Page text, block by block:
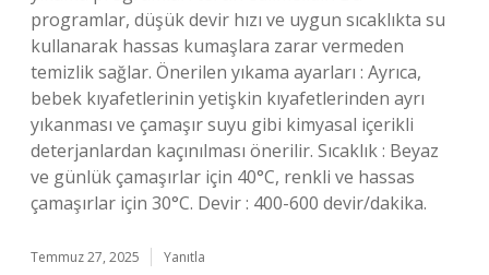
programlar, düşük devir hızı ve uygun sıcaklıkta su
kullanarak hassas kumaşlara zarar vermeden
temizlik sağlar. Önerilen yıkama ayarları : Ayrıca,
bebek kıyafetlerinin yetişkin kıyafetlerinden ayrı
yıkanması ve çamaşır suyu gibi kimyasal içerikli
deterjanlardan kaçınılması önerilir. Sıcaklık : Beyaz
ve günlük çamaşırlar için 40°C, renkli ve hassas
çamaşırlar için 30°C. Devir : 400-600 devir/dakika.
Temmuz 27, 2025 Yanıtla